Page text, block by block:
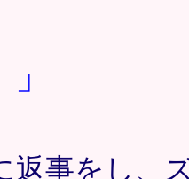
返事をし、